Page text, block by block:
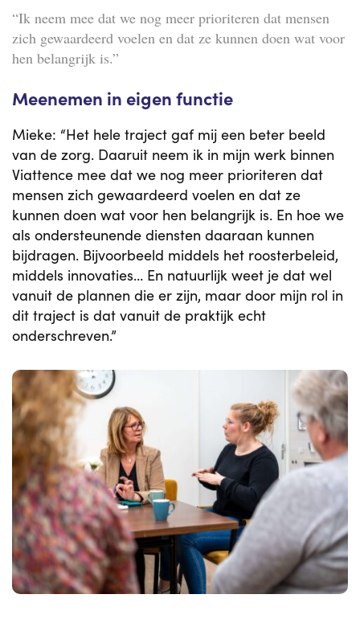
“Ik neem mee dat we nog meer prioriteren dat mensen
zich gewaardeerd voelen en dat ze kunnen doen wat voor
hen belangrijk is.”
Meenemen in eigen functie
Mieke: “Het hele traject gaf mij een beter beeld
van de zorg. Daaruit neem ik in mijn werk binnen
Viattence mee dat we nog meer prioriteren dat
mensen zich gewaardeerd voelen en dat ze
kunnen doen wat voor hen belangrijk is. En hoe we
als ondersteunende diensten daaraan kunnen
bijdragen. Bijvoorbeeld middels het roosterbeleid,
middels innovaties… En natuurlijk weet je dat wel
vanuit de plannen die er zijn, maar door mijn rol in
dit traject is dat vanuit de praktijk echt
onderschreven.”